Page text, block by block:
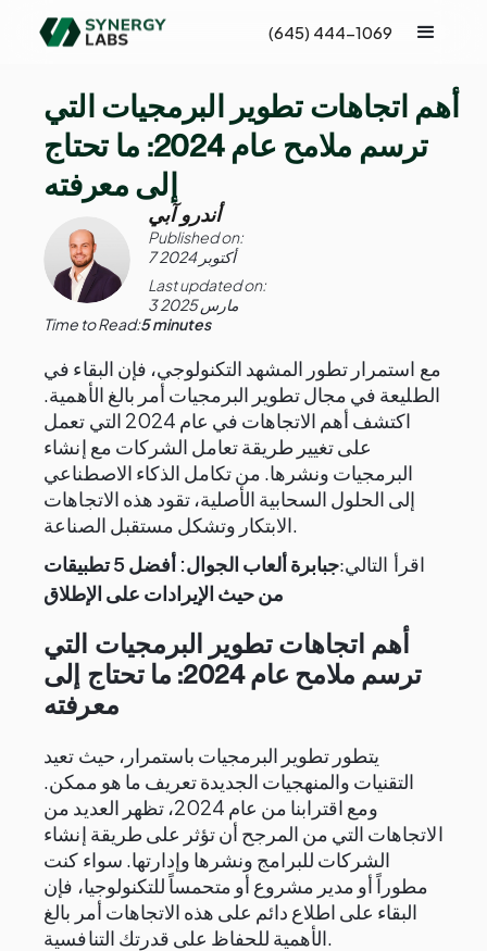
(645) 444-1069
أهم اتجاهات تطوير البرمجيات التي
ترسم ملامح عام 2024: ما تحتاج
إلى معرفته
أندرو آبي
Published on:
7 أكتوبر 2024
Last updated on:
3 مارس 2025
Time to Read:5 minutes
مع استمرار تطور المشهد التكنولوجي، فإن البقاء في
الطليعة في مجال تطوير البرمجيات أمر بالغ الأهمية.
اكتشف أهم الاتجاهات في عام 2024 التي تعمل
على تغيير طريقة تعامل الشركات مع إنشاء
البرمجيات ونشرها. من تكامل الذكاء الاصطناعي
إلى الحلول السحابية الأصلية، تقود هذه الاتجاهات
الابتكار وتشكل مستقبل الصناعة.
اقرأ التالي:
جبابرة ألعاب الجوال: أفضل 5 تطبيقات
من حيث الإيرادات على الإطلاق
أهم اتجاهات تطوير البرمجيات التي
ترسم ملامح عام 2024: ما تحتاج إلى
معرفته
يتطور تطوير البرمجيات باستمرار، حيث تعيد
التقنيات والمنهجيات الجديدة تعريف ما هو ممكن.
ومع اقترابنا من عام 2024، تظهر العديد من
الاتجاهات التي من المرجح أن تؤثر على طريقة إنشاء
الشركات للبرامج ونشرها وإدارتها. سواء كنت
مطوراً أو مدير مشروع أو متحمساً للتكنولوجيا، فإن
البقاء على اطلاع دائم على هذه الاتجاهات أمر بالغ
الأهمية للحفاظ على قدرتك التنافسية.